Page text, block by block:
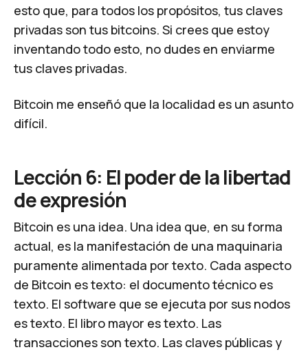
esto que, para todos los propósitos, tus claves
privadas son tus bitcoins. Si crees que estoy
inventando todo esto, no dudes en enviarme
tus claves privadas.
Bitcoin me enseñó que la localidad es un asunto
difícil.
Lección 6: El poder de la libertad
de expresión
Bitcoin es una idea. Una idea que, en su forma
actual, es la manifestación de una maquinaria
puramente alimentada por texto. Cada aspecto
de Bitcoin es texto: el documento técnico es
texto. El software que se ejecuta por sus nodos
es texto. El libro mayor es texto. Las
transacciones son texto. Las claves públicas y